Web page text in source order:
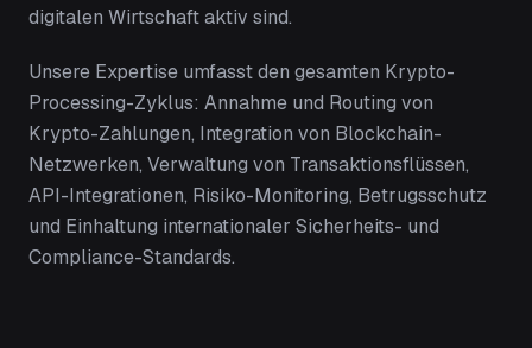
digitalen Wirtschaft aktiv sind.
Unsere Expertise umfasst den gesamten Krypto-
Processing-Zyklus: Annahme und Routing von
Krypto-Zahlungen, Integration von Blockchain-
Netzwerken, Verwaltung von Transaktionsflüssen,
API-Integrationen, Risiko-Monitoring, Betrugsschutz
und Einhaltung internationaler Sicherheits- und
Compliance-Standards.